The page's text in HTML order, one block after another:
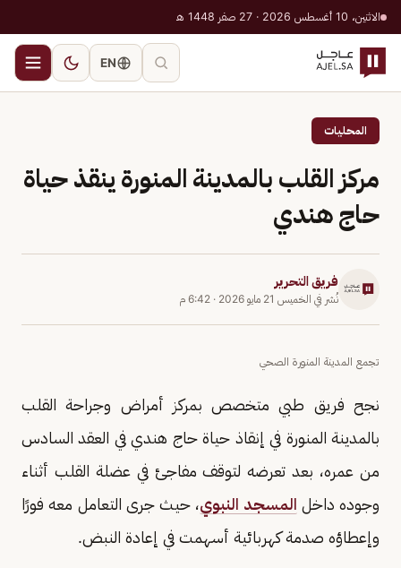
الاثنين، 10 أغسطس 2026 · 27 صفر 1448 هـ
EN
المحليات
مركز القلب بالمدينة المنورة ينقذ حياة
حاج هندي
فريق التحرير
نُشر في الخميس 21 مايو 2026 · 6:42 م
تجمع المدينة المنورة الصحي
نجح فريق طبي متخصص بمركز أمراض وجراحة القلب
بالمدينة المنورة في إنقاذ حياة حاج هندي في العقد السادس
من عمره، بعد تعرضه لتوقف مفاجئ في عضلة القلب أثناء
وجوده داخل المسجد النبوي، حيث جرى التعامل معه فورًا
وإعطاؤه صدمة كهربائية أسهمت في إعادة النبض.